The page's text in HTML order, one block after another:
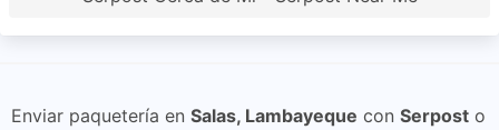
Enviar paquetería en Salas, Lambayeque con Serpost o